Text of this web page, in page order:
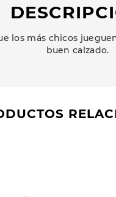
los más chicos
buen calzado.